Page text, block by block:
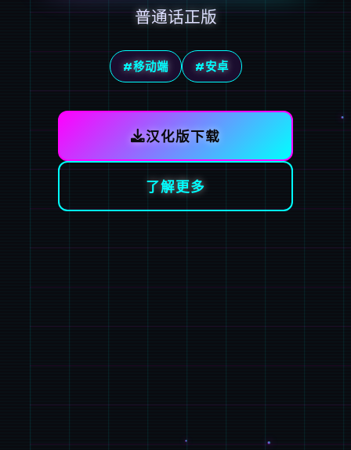
普通话正版
#移动端 #安卓
汉化版下载
了解更多